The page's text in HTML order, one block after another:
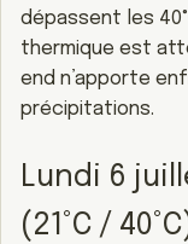
dépassent les
thermique est
end n’apporte
précipitations.
Lundi 6
(21°C /